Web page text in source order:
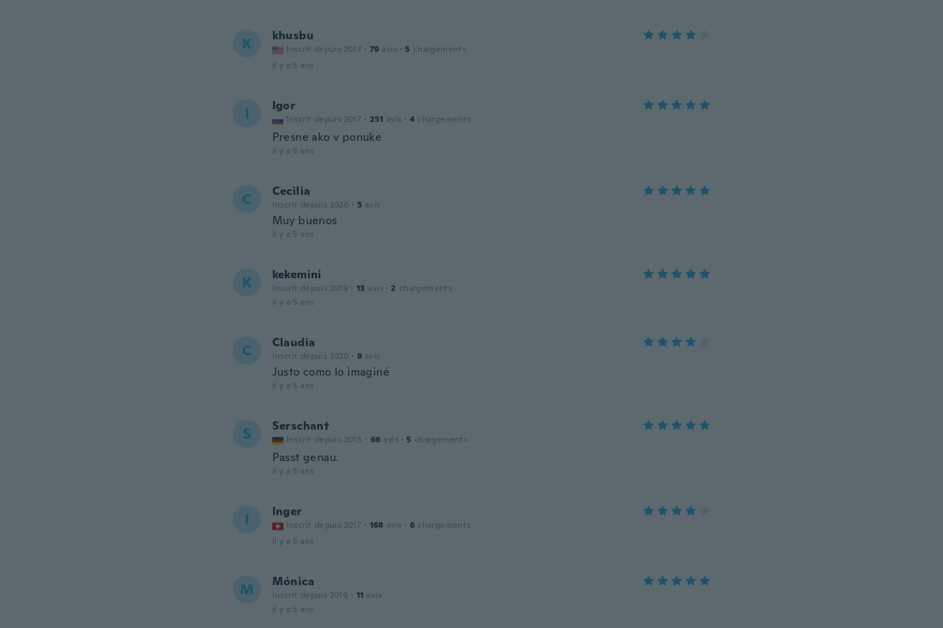
K khusbu
Inscrit depuis 2017 · 79 avis · 5 chargements
il y a 5 ans
I Igor
Inscrit depuis 2017 · 251 avis · 4 chargements
Presne ako v ponuke
il y a 5 ans
C Cecilia
Inscrit depuis 2020 · 5 avis
Muy buenos
il y a 5 ans
K kekemini
Inscrit depuis 2019 · 13 avis · 2 chargements
il y a 5 ans
C Claudia
Inscrit depuis 2020 · 9 avis
Justo como lo imaginé
il y a 5 ans
S Serschant
Inscrit depuis 2015 · 66 avis · 5 chargements
Passt genau.
il y a 5 ans
I Inger
Inscrit depuis 2017 · 168 avis · 6 chargements
il y a 5 ans
M Mónica
Inscrit depuis 2016 · 11 avis
il y a 5 ans